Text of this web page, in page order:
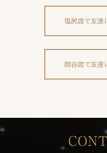
塩尻店で友達
岡谷店で友達